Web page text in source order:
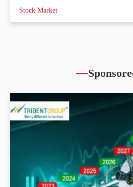
Stock Market